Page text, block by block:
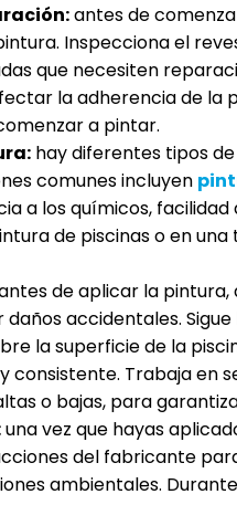
antes de
Inspecciona el
que necesiten
la adherencia de
a pintar.
hay diferentes tipos
comunes incluyen
a los químicos,
de piscinas o en
de aplicar la
accidentales.
la superficie de la
consistente. Trabaja en
o bajas, para
una vez que hayas
del fabricante
ambientales.